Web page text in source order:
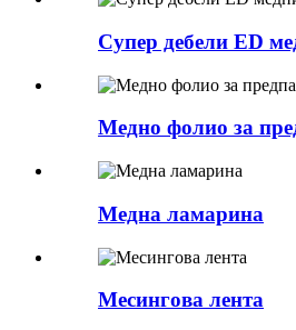
Супер дебели ED
Медно фолио за
Медна ламарина
Месингова лента